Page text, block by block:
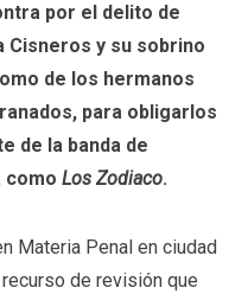
por el delito de
y su sobrino
de los hermanos
para obligarlos
de la banda de
como Los Zodiaco.
Materia Penal en ciudad
de revisión que